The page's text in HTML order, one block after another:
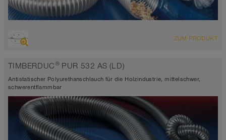
abriebfester Saugschlauch + Druckschlauch
Wandstärke 0,4mm
-40°C bis 90°C (125°C)
ZUM PRODUKT
TIMBERDUC® PUR 532 AS (LD)
Antistatischer Polyurethanschlauch für die Holzindustrie, mittelschwer,
schwerentflammbar